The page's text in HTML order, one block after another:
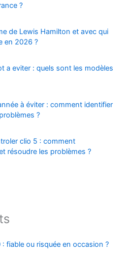
?
de Lewis Hamilton et avec qui
en 2026 ?
a eviter : quels sont les modèles
à éviter : comment identifier
?
clio 5 : comment
résoudre les problèmes ?
: fiable ou risquée en occasion ?